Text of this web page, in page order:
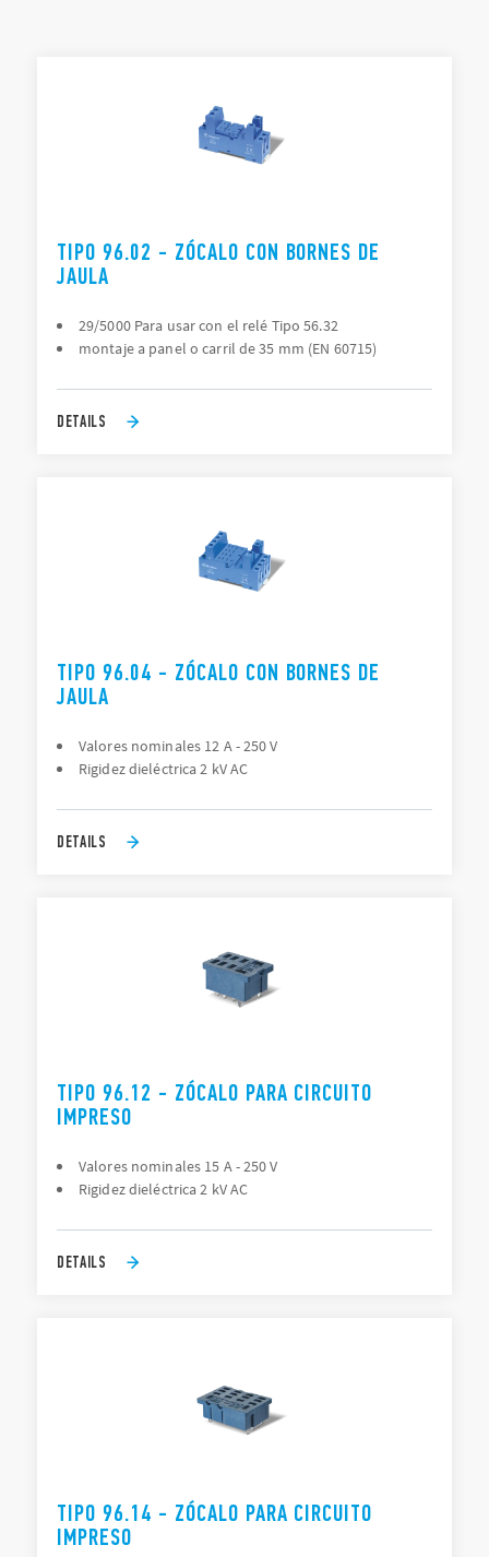
TIPO 96.02 - ZÓCALO CON BORNES DE
JAULA
29/5000 Para usar con el relé Tipo 56.32
montaje a panel o carril de 35 mm (EN 60715)
DETAILS
TIPO 96.04 - ZÓCALO CON BORNES DE
JAULA
Valores nominales 12 A - 250 V
Rigidez dieléctrica 2 kV AC
DETAILS
TIPO 96.12 - ZÓCALO PARA CIRCUITO
IMPRESO
Valores nominales 15 A - 250 V
Rigidez dieléctrica 2 kV AC
DETAILS
TIPO 96.14 - ZÓCALO PARA CIRCUITO
IMPRESO